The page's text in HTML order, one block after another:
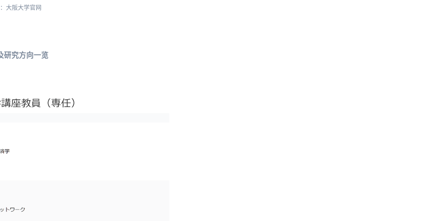
大阪大学官网
研究方向一览